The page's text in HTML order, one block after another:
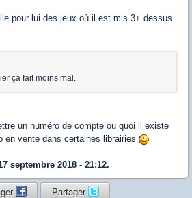
pour lui des jeux où il est mis 3+ dessus
ça fait moins mal.
un numéro de compte ou quoi il existe
en vente dans certaines librairies
septembre 2018 - 21:12.
Partager